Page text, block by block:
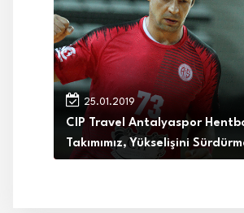
25.01.2019
CIP Travel Antalyaspor
Takımımız, Yükselişini